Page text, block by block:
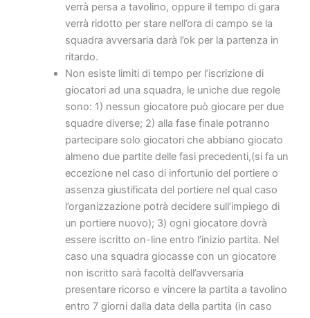
verrà persa a tavolino, oppure il tempo di gara
verrà ridotto per stare nell’ora di campo se la
squadra avversaria darà l’ok per la partenza in
ritardo.
Non esiste limiti di tempo per l’iscrizione di
giocatori ad una squadra, le uniche due regole
sono: 1) nessun giocatore può giocare per due
squadre diverse; 2) alla fase finale potranno
partecipare solo giocatori che abbiano giocato
almeno due partite delle fasi precedenti,(si fa un
eccezione nel caso di infortunio del portiere o
assenza giustificata del portiere nel qual caso
l’organizzazione potrà decidere sull’impiego di
un portiere nuovo); 3) ogni giocatore dovrà
essere iscritto on-line entro l’inizio partita. Nel
caso una squadra giocasse con un giocatore
non iscritto sarà facoltà dell’avversaria
presentare ricorso e vincere la partita a tavolino
entro 7 giorni dalla data della partita (in caso